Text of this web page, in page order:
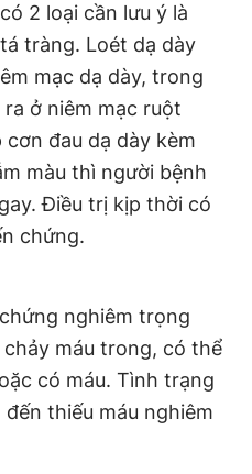
có sự chấp thuận bằng văn
JSC.
2 loại cần lưu ý là
tràng. Loét dạ dày
mạc dạ dày, trong
ở niêm mạc ruột
đau dạ dày kèm
màu thì người bệnh
Điều trị kịp thời có
chứng.
nghiêm trọng
máu trong, có thể
có máu. Tình trạng
thiếu máu nghiêm